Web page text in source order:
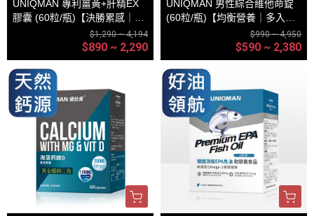
UNIQMAN 專利薑黃+肝精EX
膠囊 (60粒/瓶)【決勝累感｜多
$1,290 ~ 4,194
$890 ~ 2,290
UNIQMAN 男性綜合維他命錠
(60粒/瓶)【均衡營養｜多入更
$990 ~ 4,950
$590 ~ 2,380